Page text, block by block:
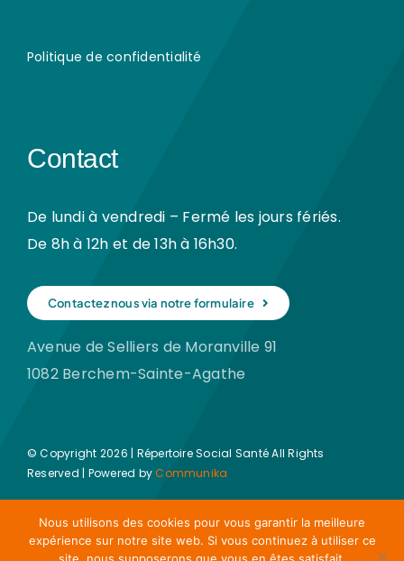
Politique de confidentialité
Contact
De lundi à vendredi – Fermé les jours fériés.
De 8h à 12h et de 13h à 16h30.
Contactez nous via notre formulaire
Avenue de Selliers de Moranville 91
1082 Berchem-Sainte-Agathe
© Copyright 2026 | Répertoire Social Santé All Rights
Reserved | Powered byCommunika
Nous utilisons des cookies pour vous garantir la meilleure
expérience sur notre site web. Si vous continuez à utiliser ce